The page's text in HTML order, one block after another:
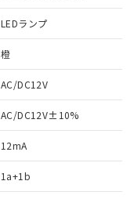
LEDランプ
橙
AC/DC12V
AC/DC12V±10%
12mA
1a+1b